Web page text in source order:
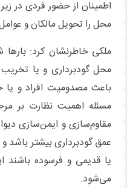
اطمینان از حضور فردی در زیر
محل را تحویل مالکان و
ملکی خاطرنشان کرد:
محل گودبرداری و یا تخریب
باعث مصدومیت افراد و
مسئله اهمیت نظارت بر
مقاوم‌سازی و ایمن‌سازی
عمق گودبرداری بیشتر باشد
یا قدیمی و فرسوده باشند
می‌شود.